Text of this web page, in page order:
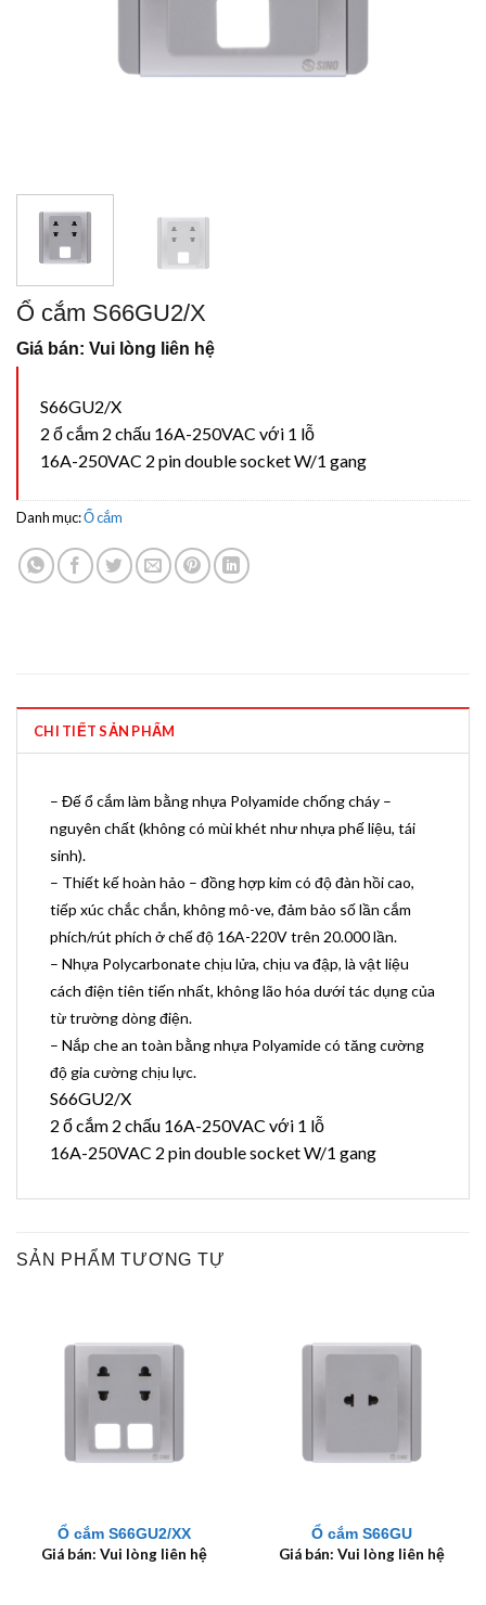
Ổ cắm S66GU2/X
Giá bán: Vui lòng liên hệ
S66GU2/X
2 ổ cắm 2 chấu 16A-250VAC với 1 lỗ
16A-250VAC 2 pin double socket W/1 gang
Danh mục:Ổ cắm
CHI TIẾT SẢN PHẨM
– Đế ổ cắm làm bằng nhựa Polyamide chống cháy –
nguyên chất (không có mùi khét như nhựa phế liệu, tái
sinh).
– Thiết kế hoàn hảo – đồng hợp kim có độ đàn hồi cao,
tiếp xúc chắc chắn, không mô-ve, đảm bảo số lần cắm
phích/rút phích ở chế độ 16A-220V trên 20.000 lần.
– Nhựa Polycarbonate chịu lửa, chịu va đập, là vật liệu
cách điện tiên tiến nhất, không lão hóa dưới tác dụng của
từ trường dòng điện.
– Nắp che an toàn bằng nhựa Polyamide có tăng cường
độ gia cường chịu lực.
S66GU2/X
2 ổ cắm 2 chấu 16A-250VAC với 1 lỗ
16A-250VAC 2 pin double socket W/1 gang
SẢN PHẨM TƯƠNG TỰ
Ổ cắm S66GU2/XX
Giá bán: Vui lòng liên hệ
Ổ cắm S66GU
Giá bán: Vui lòng liên hệ